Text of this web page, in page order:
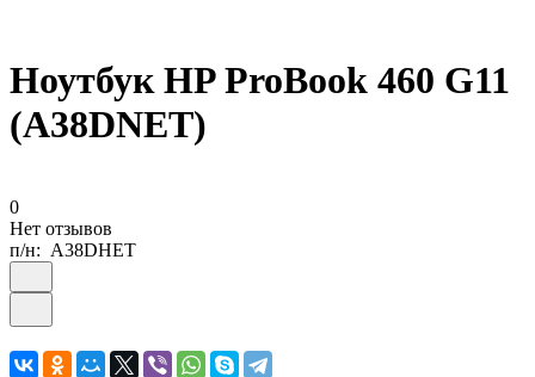
Ноутбук HP ProBook 460 G11
(A38DNET)
0
Нет отзывов
п/н: A38DHET